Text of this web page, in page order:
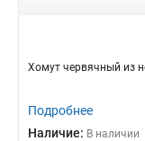
Хомут червячный из
Подробнее
Наличие: В наличии